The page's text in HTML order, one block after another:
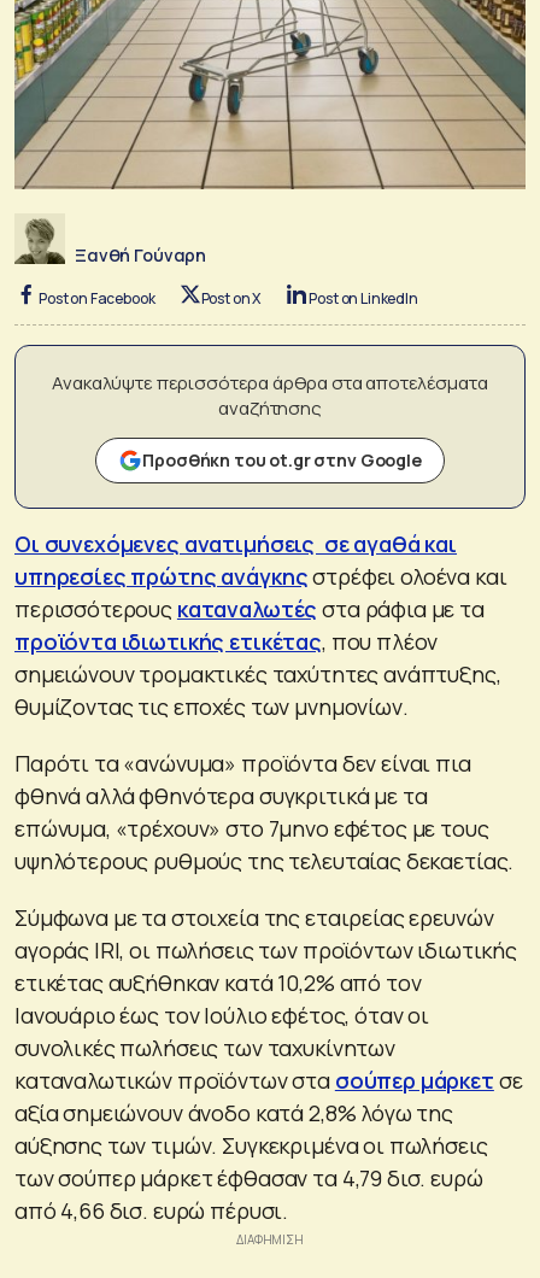
Ξανθή Γούναρη
Post on Facebook Post on X Post on LinkedIn
Ανακαλύψτε περισσότερα άρθρα στα αποτελέσματα
αναζήτησης
Προσθήκη του ot.gr στην Google
Οι συνεχόμενες ανατιμήσεις σε αγαθά και
υπηρεσίες πρώτης ανάγκηςστρέφει ολοένα και
περισσότερους καταναλωτές στα ράφια με τα
προϊόντα ιδιωτικής ετικέτας, που πλέον
σημειώνουν τρομακτικές ταχύτητες ανάπτυξης,
θυμίζοντας τις εποχές των μνημονίων.
Παρότι τα «ανώνυμα» προϊόντα δεν είναι πια
φθηνά αλλά φθηνότερα συγκριτικά με τα
επώνυμα, «τρέχουν» στο 7μηνο εφέτος με τους
υψηλότερους ρυθμούς της τελευταίας δεκαετίας.
Σύμφωνα με τα στοιχεία της εταιρείας ερευνών
αγοράς IRI, οι πωλήσεις των προϊόντων ιδιωτικής
ετικέτας αυξήθηκαν κατά 10,2% από τον
Ιανουάριο έως τον Ιούλιο εφέτος, όταν οι
συνολικές πωλήσεις των ταχυκίνητων
καταναλωτικών προϊόντων στα σούπερ μάρκετ σε
αξία σημειώνουν άνοδο κατά 2,8% λόγω της
αύξησης των τιμών. Συγκεκριμένα οι πωλήσεις
των σούπερ μάρκετ έφθασαν τα 4,79 δισ. ευρώ
από 4,66 δισ. ευρώ πέρυσι.